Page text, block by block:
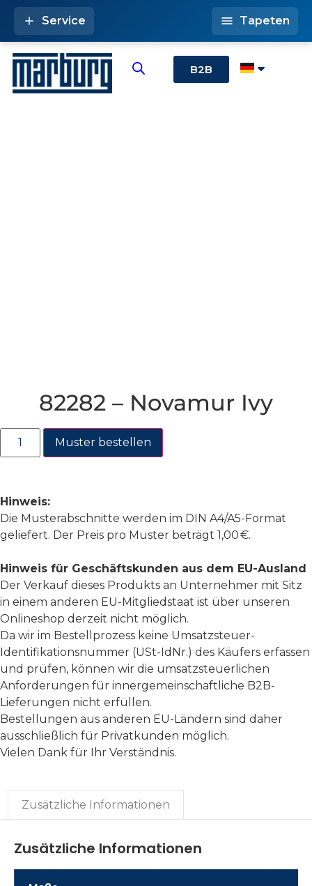
B2B
Service Tapeten
82282 – Novamur Ivy
Muster bestellen
Hinweis:
Die Musterabschnitte werden im DIN A4/A5-Format
geliefert. Der Preis pro Muster beträgt 1,00 €.
Hinweis für Geschäftskunden aus dem EU-Ausland
Der Verkauf dieses Produkts an Unternehmer mit Sitz
in einem anderen EU-Mitgliedstaat ist über unseren
Onlineshop derzeit nicht möglich.
Da wir im Bestellprozess keine Umsatzsteuer-
Identifikationsnummer (USt-IdNr.) des Käufers erfassen
und prüfen, können wir die umsatzsteuerlichen
Anforderungen für innergemeinschaftliche B2B-
Lieferungen nicht erfüllen.
Bestellungen aus anderen EU-Ländern sind daher
ausschließlich für Privatkunden möglich.
Vielen Dank für Ihr Verständnis.
Zusätzliche Informationen
Zusätzliche Informationen